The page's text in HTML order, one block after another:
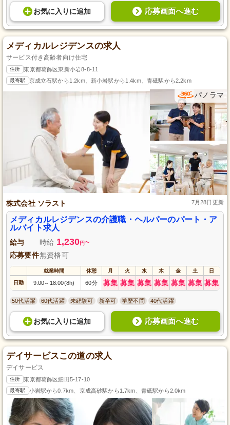
お気に入り に追加 応募画面へ進む
メディカルレジデンスの求人
サービス付き高齢者向け住宅
住所 東京都葛飾区東新小岩8-8-11
最寄駅 京成立石駅から1.2km、新小岩駅から1.4km、青砥駅から2.2km
パノラマ
株式会社 ソラスト 7月28日更新
メディカルレジデンスの介護職・ヘルパーのパート・ア
ルバイト求人
給与 時給 1,230円 ~
応募要件無資格可
就業時間 休憩 月 火 水 木 金 土 日
日勤 9:00～ 18:00(8h) 60分 募集 募集 募集 募集 募集 募集 募集
50代活躍 60代活躍 未経験可 新卒可 学歴不問 40代活躍
お気に入り に追加 応募画面へ進む
デイサービスこの道の求人
デイサービス
住所 東京都葛飾区細田5-17-10
最寄駅 小岩駅から0.7km、京成高砂駅から1.7km、青砥駅から2.0km